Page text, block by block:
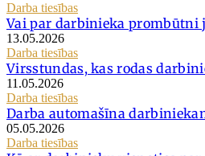
Darba tiesības
Vai par darbinieka prombūtni
13.05.2026
Darba tiesības
Virsstundas, kas rodas
11.05.2026
Darba tiesības
Darba automašīna
05.05.2026
Darba tiesības